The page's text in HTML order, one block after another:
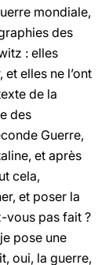
mondiale,
des
: elles
elles ne l’ont
de la
des
Guerre,
et après
cela,
et poser la
vous pas fait ?
pose une
oui, la guerre,